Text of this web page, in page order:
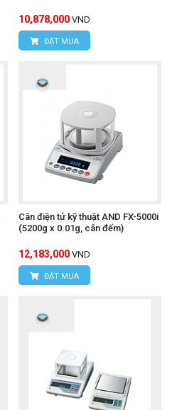
10,878,000 VND
ĐẶT MUA
Cân điện tử kỹ thuật AND FX-5000i
(5200g x 0.01g, cân đếm)
12,183,000 VND
ĐẶT MUA